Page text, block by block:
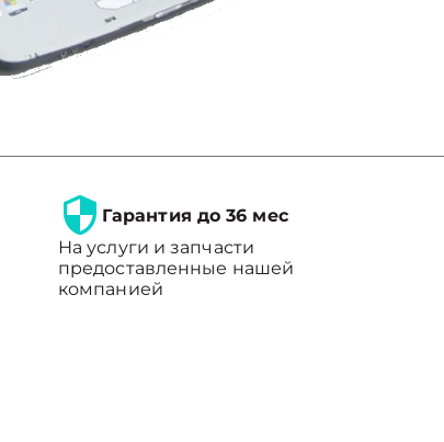
Гарантия до 36 мес
На услуги и запчасти
предоставленные нашей
компанией